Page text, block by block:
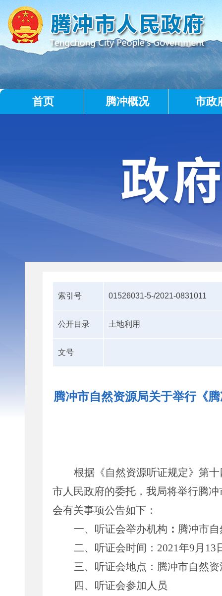
首页 腾冲概况 市政
索引号 01526031-5-/2021-0831011
公开目录 土地利用
文号
腾冲市自然资源局关于举行《
根据《自然资源听证规定》第
市人民政府的委托，我局将举行腾
会有关事项公告如下：
一、听证会举办机构 ： 腾冲市
二、听证会时间： 2021年9月 13
三、听证会地点： 腾冲市自然
四、听证会参加人员